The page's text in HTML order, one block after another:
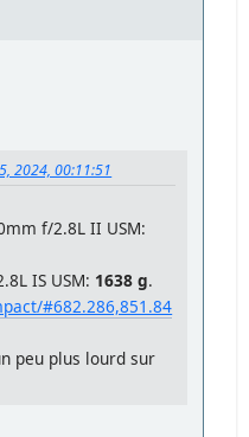
2024, 00:11:51
f/2.8L II USM:
IS USM: 1638 g.
#682.286,851.84
peu plus lourd sur